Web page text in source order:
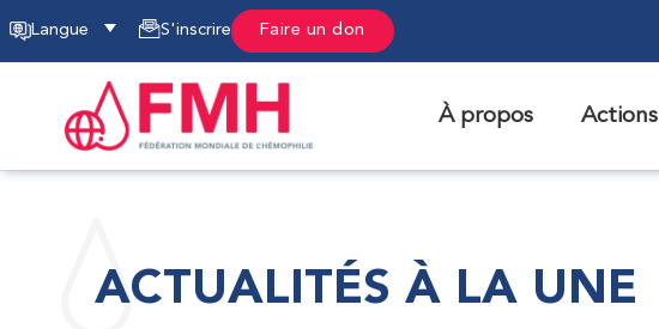
Langue S'inscrire Faire un don
À propos Actions
ACTUALITÉS À LA UNE